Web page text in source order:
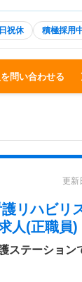
祝休 積極採用
問い合わせる
更新
リハビリ
人(正職員)
ステーション